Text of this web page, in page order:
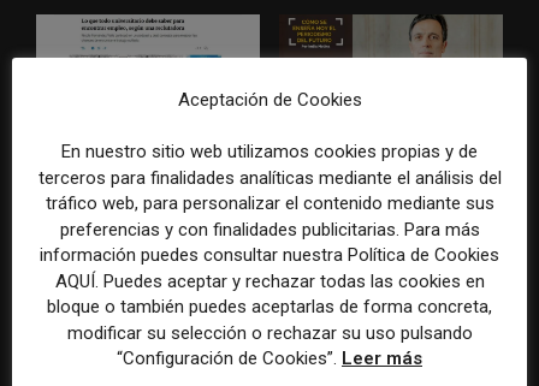
Cómo es el plan de
suscripciones para atraer
audiencias jóvenes del
medio regional argentino La
Gaceta
Rojas Torrijos: “Aunque
coexistimos con los
creadores de contenido, es
clave que los estudiantes
comprendan que el
periodismo es un servicio
público”
Aceptación de Cookies
En nuestro sitio web utilizamos cookies propias y de
terceros para finalidades analíticas mediante el análisis del
tráfico web, para personalizar el contenido mediante sus
preferencias y con finalidades publicitarias. Para más
información puedes consultar nuestra Política de Cookies
AQUÍ. Puedes aceptar y rechazar todas las cookies en
bloque o también puedes aceptarlas de forma concreta,
modificar su selección o rechazar su uso pulsando
“Configuración de Cookies”. Leer más